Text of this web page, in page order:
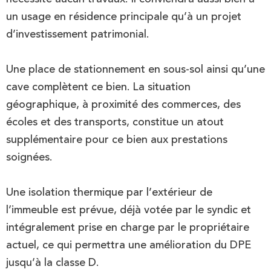
un usage en résidence principale qu’à un projet
d’investissement patrimonial.
Une place de stationnement en sous-sol ainsi qu’une
cave complètent ce bien. La situation
géographique, à proximité des commerces, des
écoles et des transports, constitue un atout
supplémentaire pour ce bien aux prestations
soignées.
Une isolation thermique par l’extérieur de
l’immeuble est prévue, déjà votée par le syndic et
intégralement prise en charge par le propriétaire
actuel, ce qui permettra une amélioration du DPE
jusqu’à la classe D.